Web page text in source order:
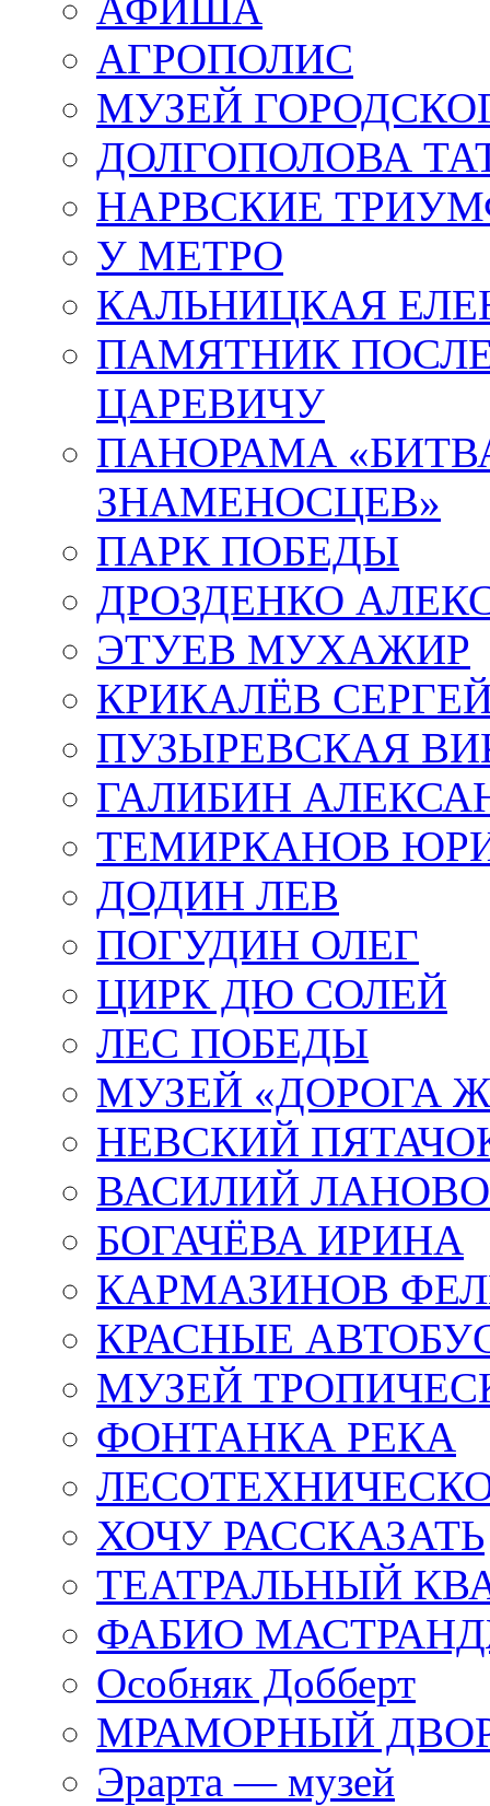
АГРОПОЛИС
МУЗЕЙ
ДОЛГОПОЛОВА
НАРВСКИЕ
У МЕТРО
КАЛЬНИЦКАЯ
ПАМЯТНИК
ЦАРЕВИЧУ
ПАНОРАМА
ЗНАМЕНОСЦЕВ»
ПАРК ПОБЕДЫ
ДРОЗДЕНКО
ЭТУЕВ МУХАЖИР
КРИКАЛЁВ
ПУЗЫРЕВСКАЯ
ГАЛИБИН
ТЕМИРКАНОВ
ДОДИН ЛЕВ
ПОГУДИН ОЛЕГ
ЦИРК ДЮ СОЛЕЙ
ЛЕС ПОБЕДЫ
МУЗЕЙ «ДОРОГА
НЕВСКИЙ
ВАСИЛИЙ
БОГАЧЁВА ИРИНА
КАРМАЗИНОВ
КРАСНЫЕ
МУЗЕЙ
ФОНТАНКА РЕКА
ХОЧУ РАССКАЗАТЬ
ТЕАТРАЛЬНЫЙ
ФАБИО
Особняк Добберт
МРАМОРНЫЙ
Эрарта — музей